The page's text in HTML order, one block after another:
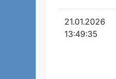
21.01.2026
13:49:35